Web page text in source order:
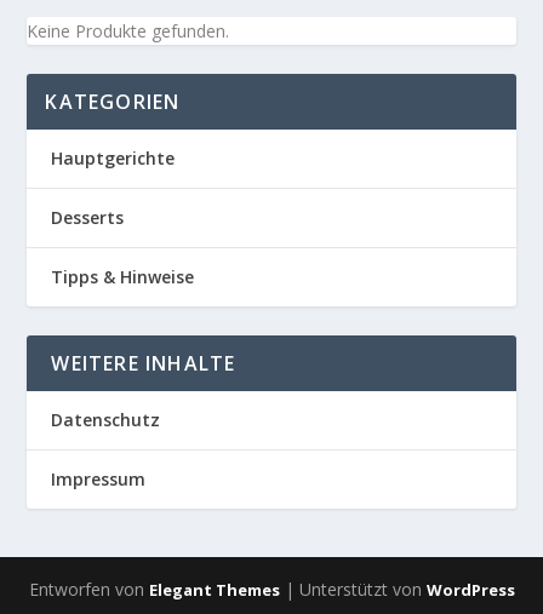
Keine Produkte gefunden.
KATEGORIEN
Hauptgerichte
Desserts
Tipps & Hinweise
WEITERE INHALTE
Datenschutz
Impressum
Entworfen von Elegant Themes| Unterstützt von WordPress